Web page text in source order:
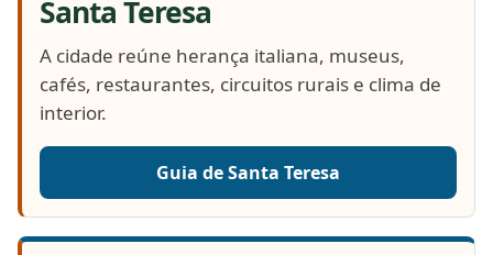
Santa Teresa
A cidade reúne herança italiana, museus,
cafés, restaurantes, circuitos rurais e clima de
interior.
Guia de Santa Teresa